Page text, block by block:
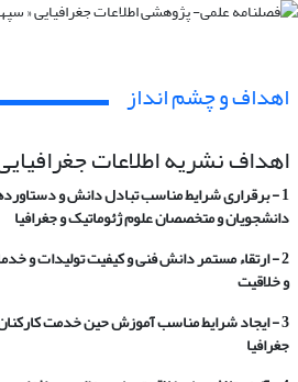
اهداف و چشم انداز
اهداف نشریه اطلاعات
1 - برقراری شرایط مناسب تبادل دانش و
دانشجویان و متخصصان علوم ژئوماتیک و جغرافیا
2 - ارتقاء مستمر دانش فنی و کیفیت تولیدات و
و خلاقیت
3 - ایجاد شرایط مناسب آموزش حین خدمت
جغرافیا